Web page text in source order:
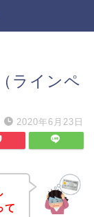
ラインペ
2020年6月23日
て